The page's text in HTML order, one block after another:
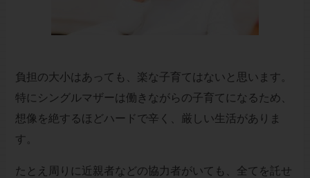
負担の大小はあっても、楽な子育てはないと思います。
特にシングルマザーは働きながらの子育てになるため、
想像を絶するほどハードで辛く、厳しい生活がありま
す。
たとえ周りに近親者などの協力者がいても、全てを託せ